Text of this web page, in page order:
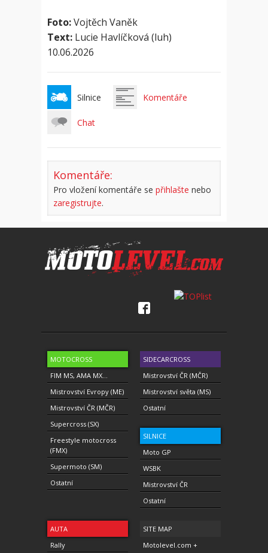
Foto:Vojtěch Vaněk
Text: Lucie Havlíčková (luh)
10.06.2026
Silnice Komentáře
Chat
Komentáře:
Pro vložení komentáře se přihlašte nebo
zaregistrujte.
MOTOCROSS
FIM MS, AMA MX...
Mistrovství Evropy (ME)
Mistrovství ČR (MČR)
Supercross (SX)
Freestyle motocross
(FMX)
Supermoto (SM)
Ostatní
SIDECARCROSS
Mistrovství ČR (MČR)
Mistrovství světa (MS)
Ostatní
SILNICE
Moto GP
WSBK
Mistrovství ČR
Ostatní
AUTA
Rally
SITE MAP
Motolevel.com +